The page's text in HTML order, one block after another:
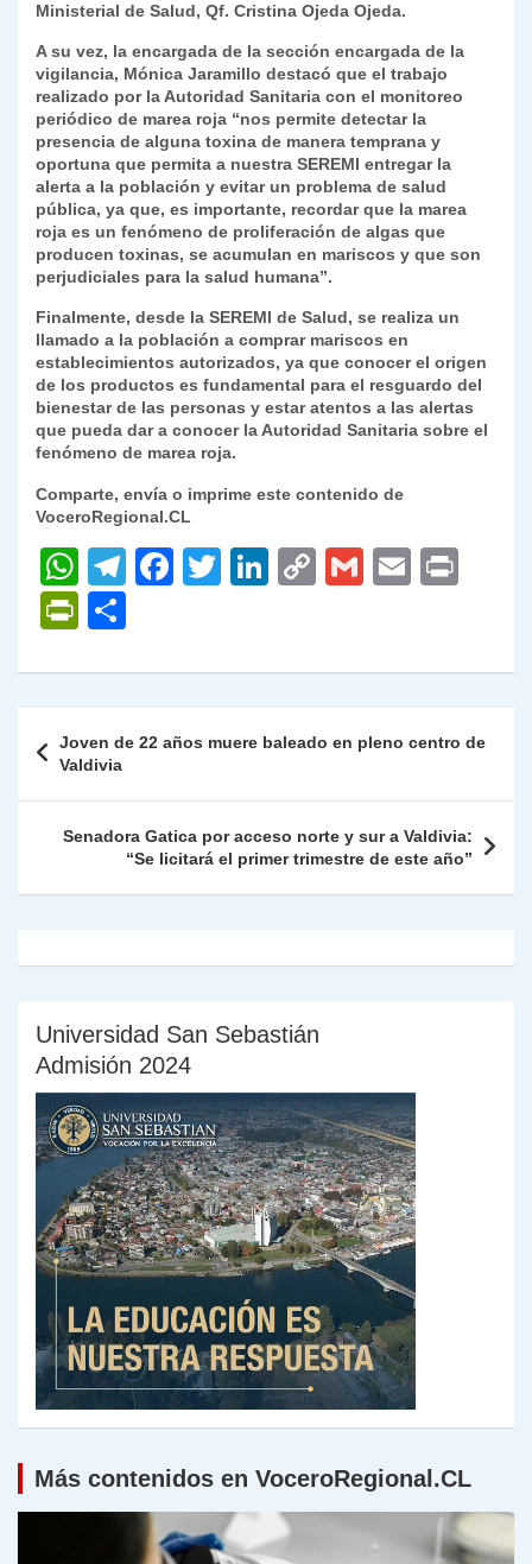
Ministerial de Salud, Qf. Cristina Ojeda Ojeda.
A su vez, la encargada de la sección encargada de la
vigilancia, Mónica Jaramillo destacó que el trabajo
realizado por la Autoridad Sanitaria con el monitoreo
periódico de marea roja “nos permite detectar la
presencia de alguna toxina de manera temprana y
oportuna que permita a nuestra SEREMI entregar la
alerta a la población y evitar un problema de salud
pública, ya que, es importante, recordar que la marea
roja es un fenómeno de proliferación de algas que
producen toxinas, se acumulan en mariscos y que son
perjudiciales para la salud humana”.
Finalmente, desde la SEREMI de Salud, se realiza un
llamado a la población a comprar mariscos en
establecimientos autorizados, ya que conocer el origen
de los productos es fundamental para el resguardo del
bienestar de las personas y estar atentos a las alertas
que pueda dar a conocer la Autoridad Sanitaria sobre el
fenómeno de marea roja.
Comparte, envía o imprime este contenido de
VoceroRegional.CL
W
h
at
s
p
p
T
gr
m
F
e
o
o
k
T
er
Li
e
n
C
y
n
k
G
l
E
l
P
nt
ie
n
dl
m
p
ar
tir
de
entradas
Joven de 22 años muere baleado en pleno centro de
Valdivia
Senadora Gatica por acceso norte y sur a Valdivia:
“Se licitará el primer trimestre de este año”
Universidad San Sebastián
Admisión 2024
Más contenidos en VoceroRegional.CL